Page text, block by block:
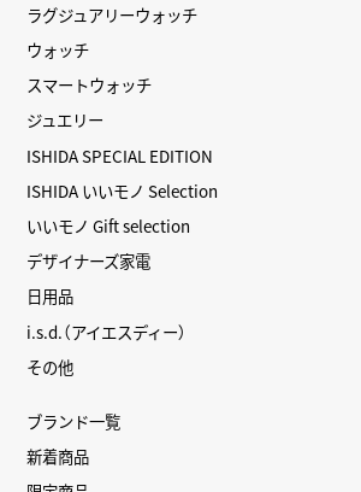
ラグジュアリーウォッチ
ウォッチ
スマートウォッチ
ジュエリー
ISHIDA SPECIAL EDITION
ISHIDA いいモノ Selection
いいモノ Gift selection
デザイナーズ家電
日用品
i.s.d.（アイエスディー）
その他
ブランド一覧
新着商品